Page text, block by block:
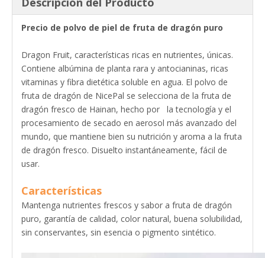
Precio de polvo de piel de fruta de dragón puro
Dragon Fruit, características ricas en nutrientes, únicas.
Contiene albúmina de planta rara y antocianinas, ricas
vitaminas y fibra dietética soluble en agua. El polvo de
fruta de dragón de NicePal se selecciona de la fruta de
dragón fresco de Hainan, hecho por la tecnología y el
procesamiento de secado en aerosol más avanzado del
mundo, que mantiene bien su nutrición y aroma a la fruta
de dragón fresco. Disuelto instantáneamente, fácil de
usar.
Características
Mantenga nutrientes frescos y sabor a fruta de dragón
puro, garantía de calidad, color natural, buena solubilidad,
sin conservantes, sin esencia o pigmento sintético.